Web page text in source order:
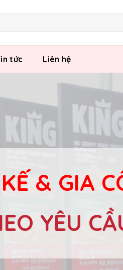
tức Liên hệ
& GIA
YÊU